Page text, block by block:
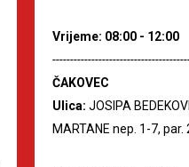
Vrijeme: 08:00 - 12:00
ČAKOVEC
Ulica: JOSIPA
MARTANE nep. 1-7, par.